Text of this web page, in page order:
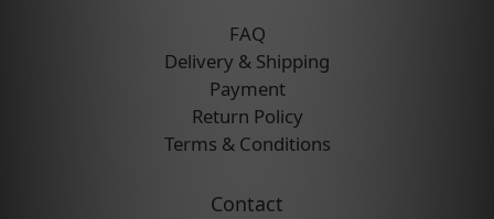
FAQ
Delivery & Shipping
Payment
Return Policy
Terms & Conditions
Contact